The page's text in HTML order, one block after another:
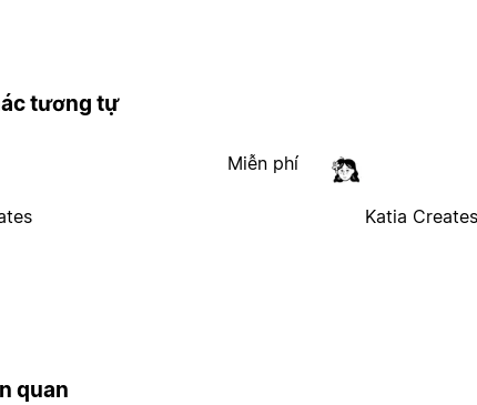
tương tự
Miễn phí
Katia Creates
quan